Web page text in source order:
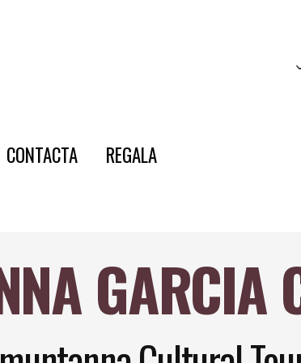
CONTACTA REGALA
GARCIA